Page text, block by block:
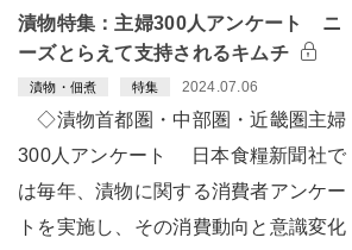
漬物特集：主婦300人アンケート ニ
ーズとらえて支持されるキムチ
漬物・佃煮 特集 2024.07.06
◇漬物首都圏・中部圏・近畿圏主婦
300人アンケート 日本食糧新聞社で
は毎年、漬物に関する消費者アンケー
トを実施し、その消費動向と意識変化